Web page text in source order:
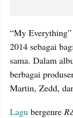
“My
2014 sebagai
sama. Dalam
berbagai
Martin, Zedd,
Lagu bergenre